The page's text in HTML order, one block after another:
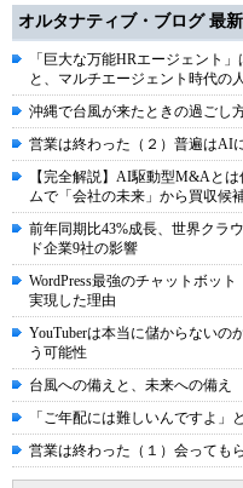
オルタナティブ・ブログ 最
「巨大な万能HRエージェント
と、マルチエージェント時代の
沖縄で台風が来たときの過ごし
営業は終わった（２）普遍はAI
【完全解説】AI駆動型M&Aと
ムで「会社の未来」から買収候
前年同期比43%成長、世界クラ
ド企業9社の影響
WordPress最強のチャットボッ
実現した理由
YouTuberは本当に儲からないの
う可能性
台風への備えと、未来への備え
「ご年配には難しいんですよ」
営業は終わった（１）会っても